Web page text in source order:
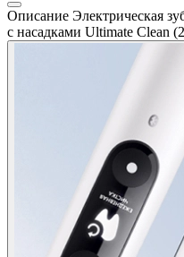
Описание Электрическая
c насадками Ultimate Clean